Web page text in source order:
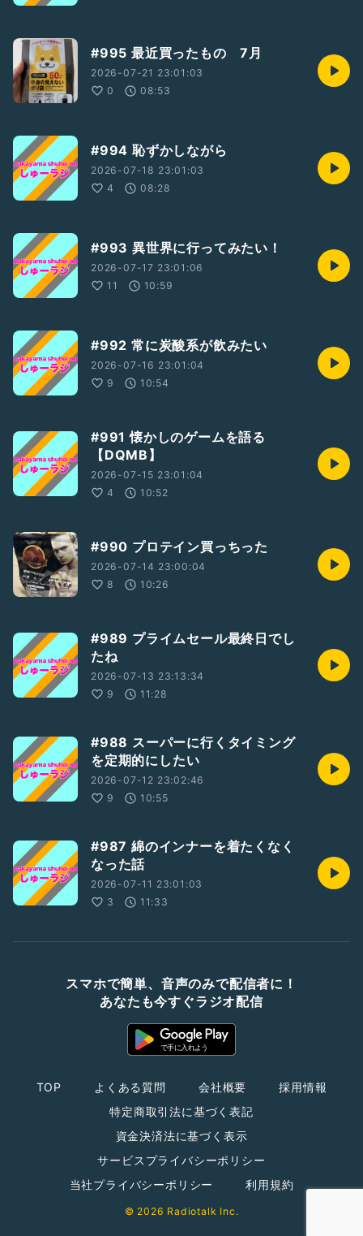
#995 最近買ったもの 7月
2026-07-21 23:01:03
0
08:53
#994 恥ずかしながら
2026-07-18 23:01:03
4
08:28
#993 異世界に行ってみたい！
2026-07-17 23:01:06
11
10:59
#992 常に炭酸系が飲みたい
2026-07-16 23:01:04
9
10:54
#991 懐かしのゲームを語る
【DQMB】
2026-07-15 23:01:04
4
10:52
#990 プロテイン買っちった
2026-07-14 23:00:04
8
10:26
#989 プライムセール最終日でし
たね
2026-07-13 23:13:34
9
11:28
#988 スーパーに行くタイミング
を定期的にしたい
2026-07-12 23:02:46
9
10:55
#987 綿のインナーを着たくなく
なった話
2026-07-11 23:01:03
3
11:33
スマホで簡単、音声のみで配信者に！
あなたも今すぐラジオ配信
TOP よくある質問 会社概要
採用情報
特定商取引法に基づく表記
資金決済法に基づく表示
サービスプライバシーポリシー
当社プライバシーポリシー
利用規約
© 2026 Radiotalk Inc.